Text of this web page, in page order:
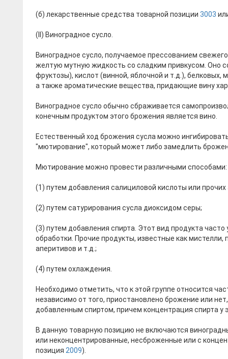
(б) лекарственные средства товарной позиции 3003
(II) Виноградное сусло.
Виноградное сусло, получаемое прессованием
желтую мутную жидкость со сладким привкусом. Оно
фруктозы), кислот (винной, яблочной и т.д.),
а также ароматические вещества, придающие вину
Виноградное сусло обычно сбраживается
конечным продуктом этого брожения является вино.
Естественный ход брожения сусла можно
"мютирование", который может либо замедлить
Мютирование можно провести различными способами:
(1) путем добавления салициловой кислоты или
(2) путем сатурирования сусла диоксидом серы;
(3) путем добавления спирта. Этот вид продукта
обработки. Прочие продукты, известные как
аперитивов и т.д.;
(4) путем охлаждения.
Необходимо отметить, что к этой группе относится
независимо от того, приостановлено брожение или
добавленным спиртом, причем концентрация спирта у
В данную товарную позицию не включаются
или неконцентрированные, несброженные или с
позиция 2009).